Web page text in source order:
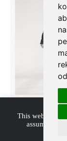
This website
assume